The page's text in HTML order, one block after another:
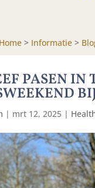
Home > Informatie >
PASEN IN
| mrt 12, 2025 |